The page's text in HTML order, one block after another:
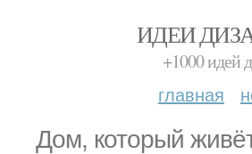
ИДЕИ
+1000 идей
главная
Дом, который